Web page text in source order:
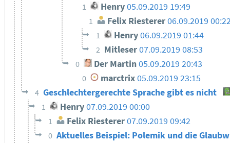
1 Henry05.09.2019 19:49
1 Felix Riesterer06.09.2019
1 Henry06.09.2019 01:44
2 Mitleser07.09.2019 08:53
0 Der Martin05.09.2019 20:43
0 marctrix05.09.2019 23:15
4 Geschlechtergerechte Sprache gibt es nicht
1 Henry07.09.2019 00:00
1 Felix Riesterer07.09.2019 09:42
0 Aktuelles Beispiel: Polemik und die